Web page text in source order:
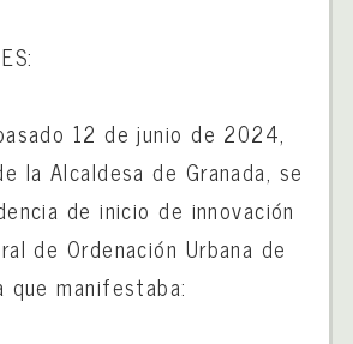
12 de junio de 2024,
la Alcaldesa de Granada, se
de inicio de innovación
de Ordenación Urbana de
que manifestaba: